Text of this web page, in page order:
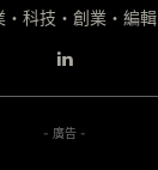
・科技・創業・編輯
- 廣告 -